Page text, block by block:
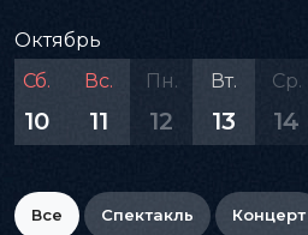
Октябрь
Сб.
10
Вс.
11
Пн.
12
Вт.
13
Ср.
14
Все Спектакль Концерт